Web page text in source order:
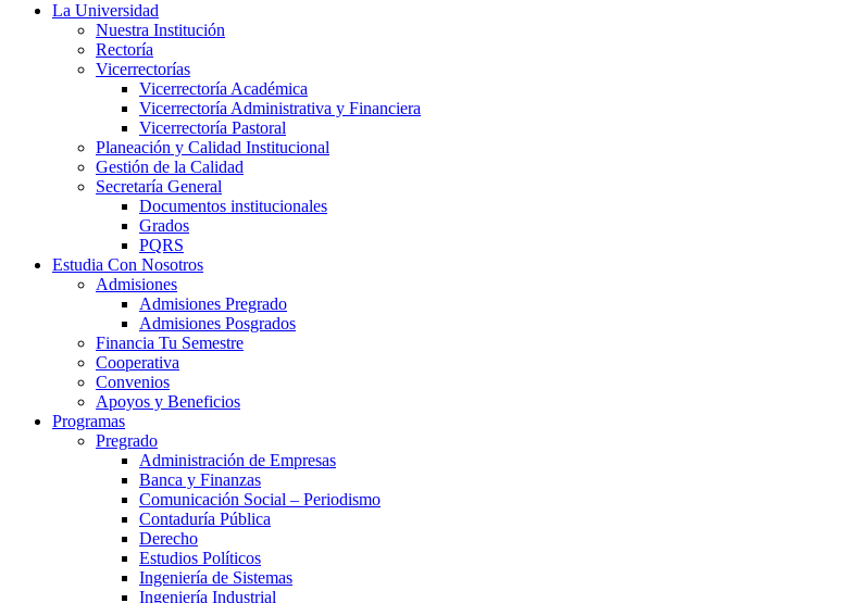
La Universidad
Nuestra Institución
Rectoría
Vicerrectorías
Vicerrectoría Académica
Vicerrectoría Administrativa y Financiera
Vicerrectoría Pastoral
Planeación y Calidad Institucional
Gestión de la Calidad
Secretaría General
Documentos institucionales
Grados
PQRS
Estudia Con Nosotros
Admisiones
Admisiones Pregrado
Admisiones Posgrados
Financia Tu Semestre
Cooperativa
Convenios
Apoyos y Beneficios
Programas
Pregrado
Administración de Empresas
Banca y Finanzas
Comunicación Social – Periodismo
Contaduría Pública
Derecho
Estudios Políticos
Ingeniería de Sistemas
Ingeniería Industrial